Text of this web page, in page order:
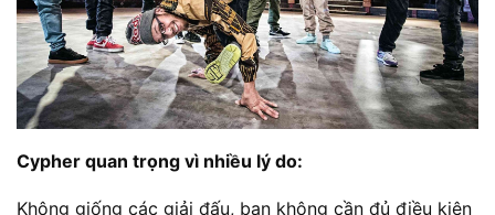
Cypher quan trọng vì nhiều lý do:
Không giống các giải đấu, bạn không cần đủ điều kiện